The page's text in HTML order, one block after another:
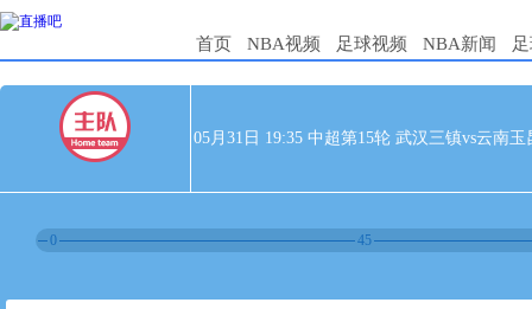
首页 NBA视频 足球视频 NBA新闻
05月31日 19:35 中超第15轮 武汉三镇vs云南玉
0 45